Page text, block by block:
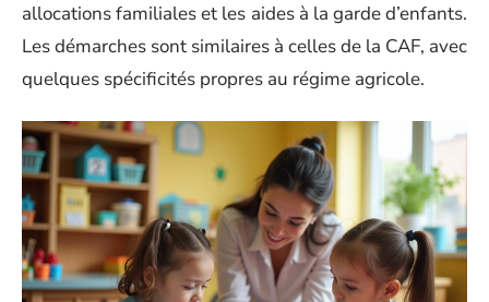
allocations familiales et les aides à la garde d’enfants.
Les démarches sont similaires à celles de la CAF, avec
quelques spécificités propres au régime agricole.